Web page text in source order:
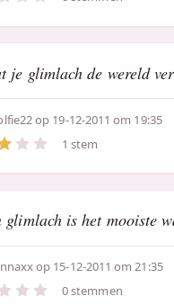
je glimlach de wereld
op 19-12-2011 om 19:35
1 stem
glimlach is het mooiste
op 15-12-2011 om 21:35
0 stemmen